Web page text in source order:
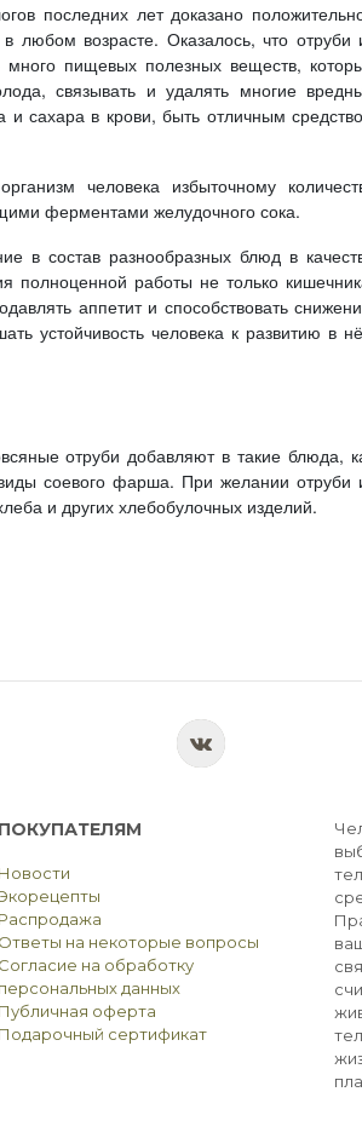
последних лет доказано
любом возрасте. Оказалось, что отруби
много пищевых полезных веществ,
связывать и удалять многие
и сахара в крови, быть отличным
человека избыточному
ферментами желудочного сока.
в состав разнообразных блюд в
полноценной работы не только
аппетит и способствовать
устойчивость человека к развитию в
отруби добавляют в такие блюда,
соевого фарша. При желании отруби
и других хлебобулочных изделий.
ПОКУПАТЕЛЯМ
Новости
Распродажа
Ответы на некоторые вопросы
Согласие на обработку
персональных данных
Публичная оферта
Подарочный сертификат